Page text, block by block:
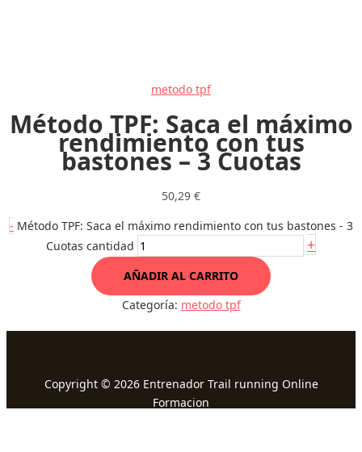
metodo tpf
Método TPF: Saca el máximo
rendimiento con tus
bastones – 3 Cuotas
50,29 €
- Método TPF: Saca el máximo rendimiento con tus bastones - 3
Cuotas cantidad
+
AÑADIR AL CARRITO
Categoría: metodo tpf
Copyright © 2026 Entrenador Trail running Online
Formacion